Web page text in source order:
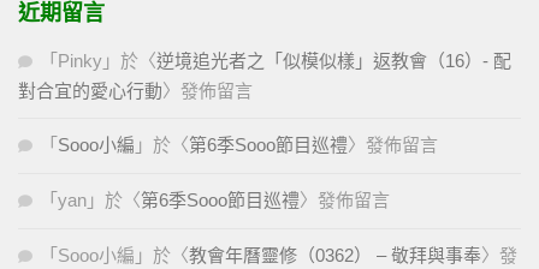
近期留言
「 Pinky 」於〈逆境追光者之「似模似樣」返教會（16）- 配
對合宜的愛心行動〉發佈留言
「 Sooo小編 」於〈第6季Sooo節目巡禮〉發佈留言
「 yan 」於〈第6季Sooo節目巡禮〉發佈留言
「 Sooo小編 」於〈教會年曆靈修（0362） – 敬拜與事奉〉發